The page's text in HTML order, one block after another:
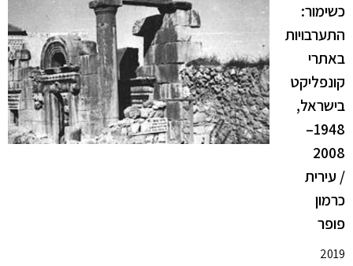
כשימור:
התערבויות
באתרי
קונפליקט
בישראל,
1948–
2008
/ עירית
כרמון
פופר
2019